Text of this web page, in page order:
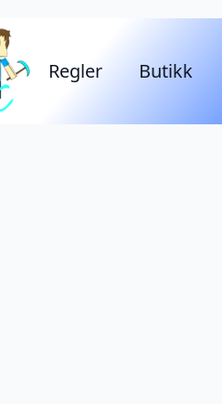
Regler Butikk